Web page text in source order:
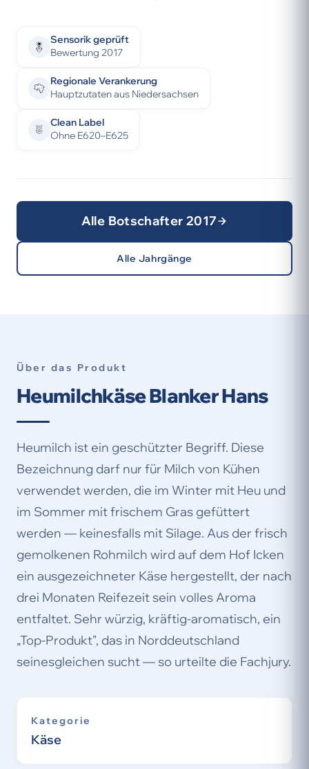
Sensorik geprüft
Bewertung 2017
Regionale Verankerung
Hauptzutaten aus Niedersachsen
Clean Label
Ohne E620–E625
Alle Botschafter 2017
Alle Jahrgänge
Über das Produkt
Heumilchkäse Blanker Hans
Heumilch ist ein geschützter Begriff. Diese
Bezeichnung darf nur für Milch von Kühen
verwendet werden, die im Winter mit Heu und
im Sommer mit frischem Gras gefüttert
werden — keinesfalls mit Silage. Aus der frisch
gemolkenen Rohmilch wird auf dem Hof Icken
ein ausgezeichneter Käse hergestellt, der nach
drei Monaten Reifezeit sein volles Aroma
entfaltet. Sehr würzig, kräftig-aromatisch, ein
„Top-Produkt", das in Norddeutschland
seinesgleichen sucht — so urteilte die Fachjury.
Kategorie
Käse